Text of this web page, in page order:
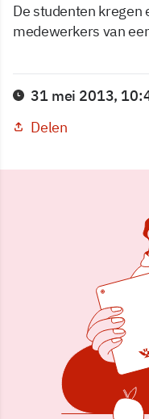
De studenten kregen
medewerkers van
31 mei 2013,
Delen